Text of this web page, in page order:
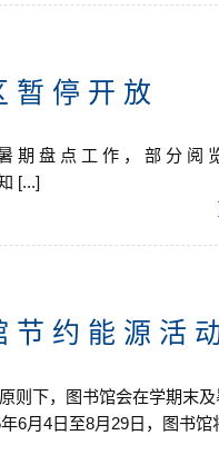
暂 停 开 放
期 盘 点 工 作 ， 部 分 阅
[...]
节 约 能 源 活
则下，图书馆会在学期末
6月4日至8月29日，图书馆